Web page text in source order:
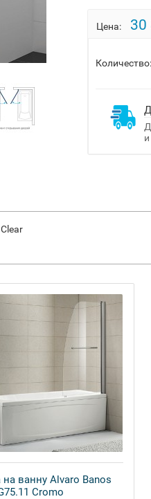
Цена: 30
Количество:
ванну Alvaro Banos
Cromo